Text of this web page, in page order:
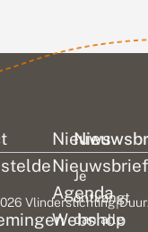
Nieuws
Nieuwsbrief
Agenda
Webshop
Je
ontvangt
dan alle
Vlinderstichting|